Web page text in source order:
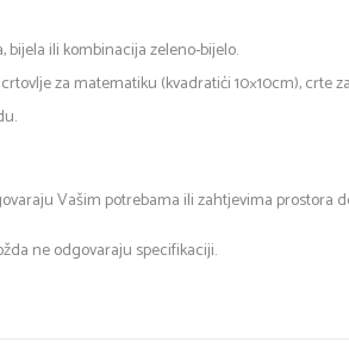
bijela ili kombinacija zeleno-bijelo.
za matematiku (kvadratići 10×10cm), crte
Vašim potrebama ili zahtjevima prostora
ne odgovaraju specifikaciji.